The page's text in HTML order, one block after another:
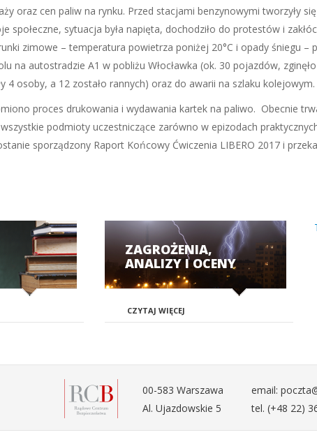
oraz cen paliw na rynku. Przed stacjami benzynowymi tworzyły
społeczne, sytuacja była napięta, dochodziło do protestów i
zimowe – temperatura powietrza poniżej 20°C i opady śniegu –
na autostradzie A1 w pobliżu Włocławka (ok. 30 pojazdów,
4 osoby, a 12 zostało rannych) oraz do awarii na szlaku kolejowym.
proces drukowania i wydawania kartek na paliwo. Obecnie
podmioty uczestniczące zarówno w epizodach
sporządzony Raport Końcowy Ćwiczenia LIBERO 2017 i
ZAGROŻENIA,
ANALIZY I OCENY
CZYTAJ WIĘCEJ
00-583 Warszawa
Al. Ujazdowskie 5
email:
tel. (+48 22)